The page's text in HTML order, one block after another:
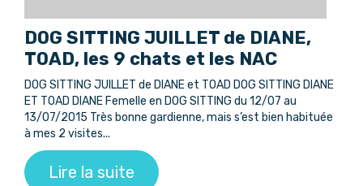
DOG SITTING JUILLET de DIANE,
TOAD, les 9 chats et les NAC
DOG SITTING JUILLET de DIANE et TOAD DOG SITTING DIANE
ET TOAD DIANE Femelle en DOG SITTING du 12/07 au
13/07/2015 Très bonne gardienne, mais s’est bien habituée
à mes 2 visites...
Lire la suite